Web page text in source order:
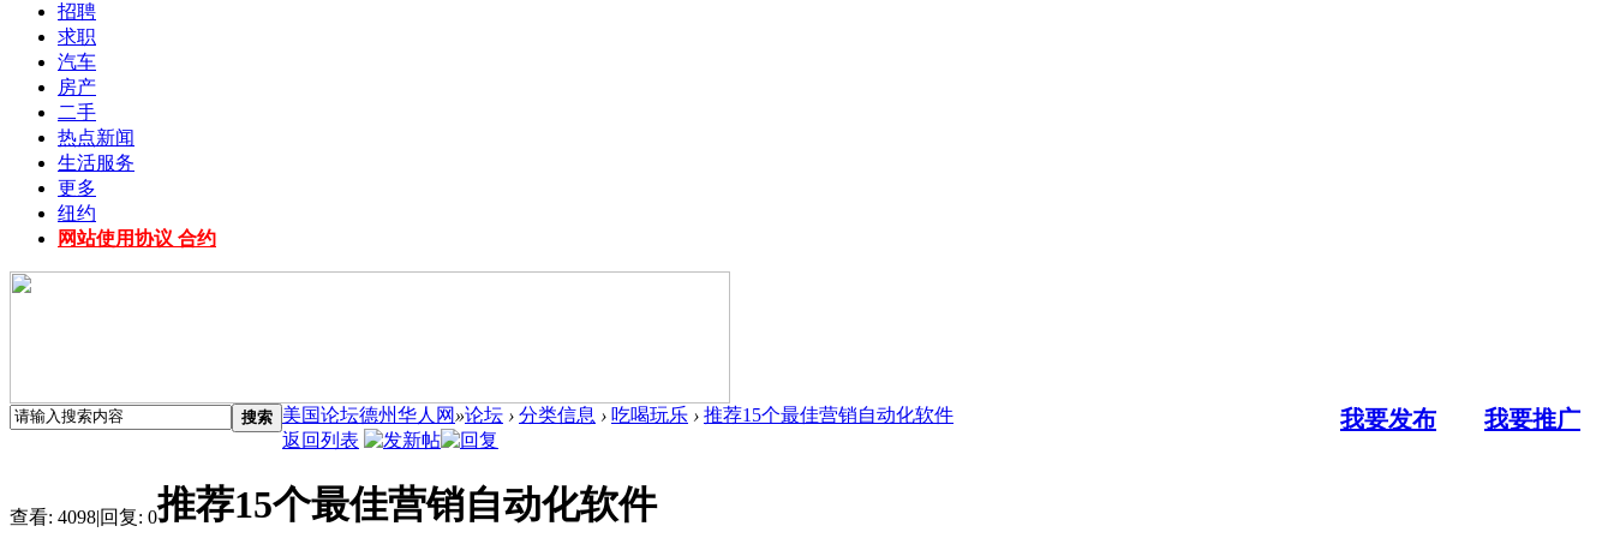
招聘
求职
汽车
房产
二手
热点新闻
生活服务
更多
纽约
网站使用协议 合约
搜索 我要发布 我要推广
美国论坛德州华人网 »论坛 › 分类信息 › 吃喝玩乐 › 推荐15个最佳营销自动化软件
返回列表
查看: 4098|回复: 0推荐15个最佳营销自动化软件